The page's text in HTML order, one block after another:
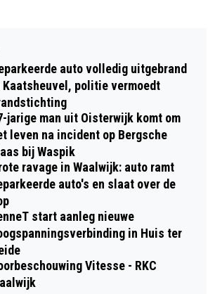
UITGEROEPEN TOT
VAN
2025/2026
KAATSHEUVEL EN
ORGANISEREN GRATIS
VOOR JONGE
auto volledig uitgebrand
Kaatsheuvel, politie vermoedt
jarige man uit Oisterwijk komt om
leven na incident op Bergsche
bij Waspik
ravage in Waalwijk: auto ramt
auto's en slaat over de
start aanleg nieuwe
in Huis ter
Vitesse - RKC